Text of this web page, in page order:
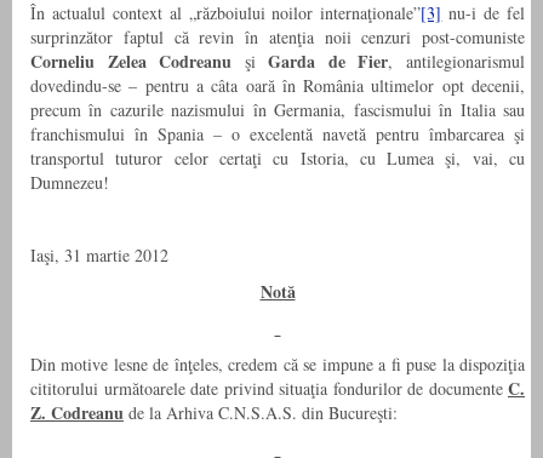
În actualul context al „războiului noilor internaţionale”[3] nu-i de fel
surprinzător faptul că revin în atenţia noii cenzuri post-comuniste
Corneliu Zelea Codreanu şiGarda de Fier, antilegionarismul
dovedindu-se – pentru a câta oară în România ultimelor opt decenii,
precum în cazurile nazismului în Germania, fascismului în Italia sau
franchismului în Spania – o excelentă navetă pentru îmbarcarea şi
transportul tuturor celor certaţi cu Istoria, cu Lumea şi, vai, cu
Dumnezeu!
Iaşi, 31 martie 2012
Notă
Din motive lesne de înţeles, credem că se impune a fi puse la dispoziţia
cititorului următoarele date privind situaţia fondurilor de documente C.
Z. Codreanu de la Arhiva C.N.S.A.S. din Bucureşti: